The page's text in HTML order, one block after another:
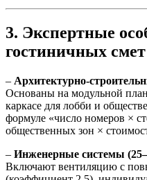
3. Экспертные
гостиничных смет
– Архитектурно-
Основаны на модульной
каркасе для лобби и
формуле «число номеров ×
общественных зон ×
– Инженерные системы
Включают вентиляцию с